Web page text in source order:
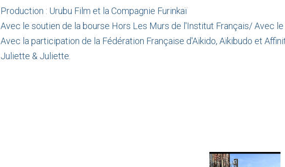
Production : Urubu Film et la Compagnie Furinkaï
Avec le soutien de la bourse Hors Les Murs de l'Institut Français/ Avec le
Avec la participation de la Fédération Française d'Aïkido, Aïkibudo et
Juliette & Juliette.